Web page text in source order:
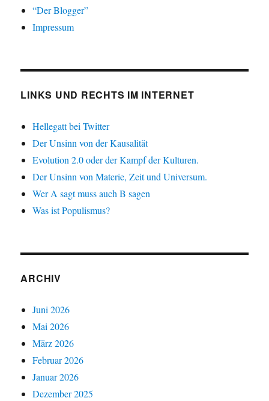
“Der Blogger”
Impressum
LINKS UND RECHTS IM INTERNET
Hellegatt bei Twitter
Der Unsinn von der Kausalität
Evolution 2.0 oder der Kampf der Kulturen.
Der Unsinn von Materie, Zeit und Universum.
Wer A sagt muss auch B sagen
Was ist Populismus?
ARCHIV
Juni 2026
Mai 2026
März 2026
Februar 2026
Januar 2026
Dezember 2025